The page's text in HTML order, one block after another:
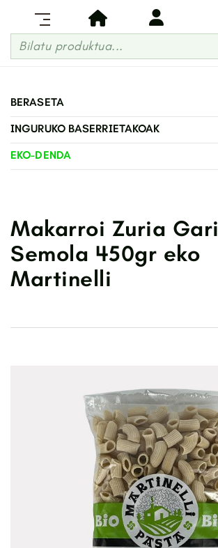
Bilatu produktua...
Makarroi Zuria
Semola 450gr eko
Martinelli
BERASETA
INGURUKO BASERRIETAKOAK
EKO-DENDA